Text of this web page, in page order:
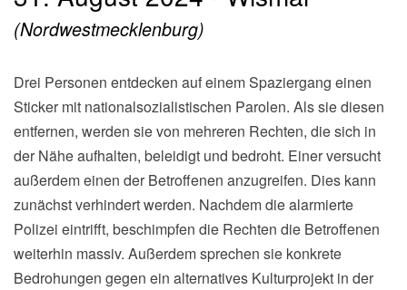
(Nordwestmecklenburg)
Drei Personen entdecken auf einem Spaziergang einen
Sticker mit nationalsozialistischen Parolen. Als sie diesen
entfernen, werden sie von mehreren Rechten, die sich in
der Nähe aufhalten, beleidigt und bedroht. Einer versucht
außerdem einen der Betroffenen anzugreifen. Dies kann
zunächst verhindert werden. Nachdem die alarmierte
Polizei eintrifft, beschimpfen die Rechten die Betroffenen
weiterhin massiv. Außerdem sprechen sie konkrete
Bedrohungen gegen ein alternatives Kulturprojekt in der